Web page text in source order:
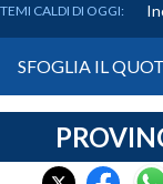
CRONACA
CAGLIARI
TEMI CALDI DI OGGI:
SFOGLIA IL